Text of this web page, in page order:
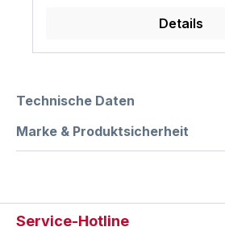
Details
Technische Daten
Marke & Produktsicherheit
Service-Hotline